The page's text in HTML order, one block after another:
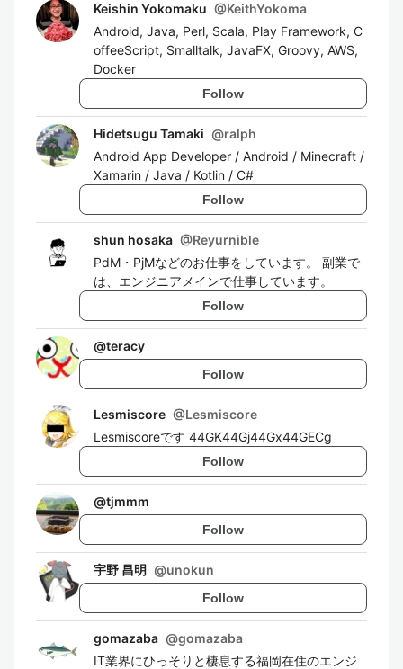
Keishin Yokomaku @KeithYokoma
Android, Java, Perl, Scala, Play Framework, C
offeeScript, Smalltalk, JavaFX, Groovy, AWS,
Docker
Follow
Hidetsugu Tamaki @ralph
Android App Developer / Android / Minecraft /
Xamarin / Java / Kotlin / C#
Follow
shun hosaka @Reyurnible
PdM・PjMなどのお仕事をしています。 副業で
は、エンジニアメインで仕事しています。
Follow
@teracy
Follow
Lesmiscore @Lesmiscore
Lesmiscoreです 44GK44Gj44Gx44GECg
Follow
@tjmmm
Follow
宇野 昌明 @unokun
Follow
gomazaba @gomazaba
IT業界にひっそりと棲息する福岡在住のエンジ